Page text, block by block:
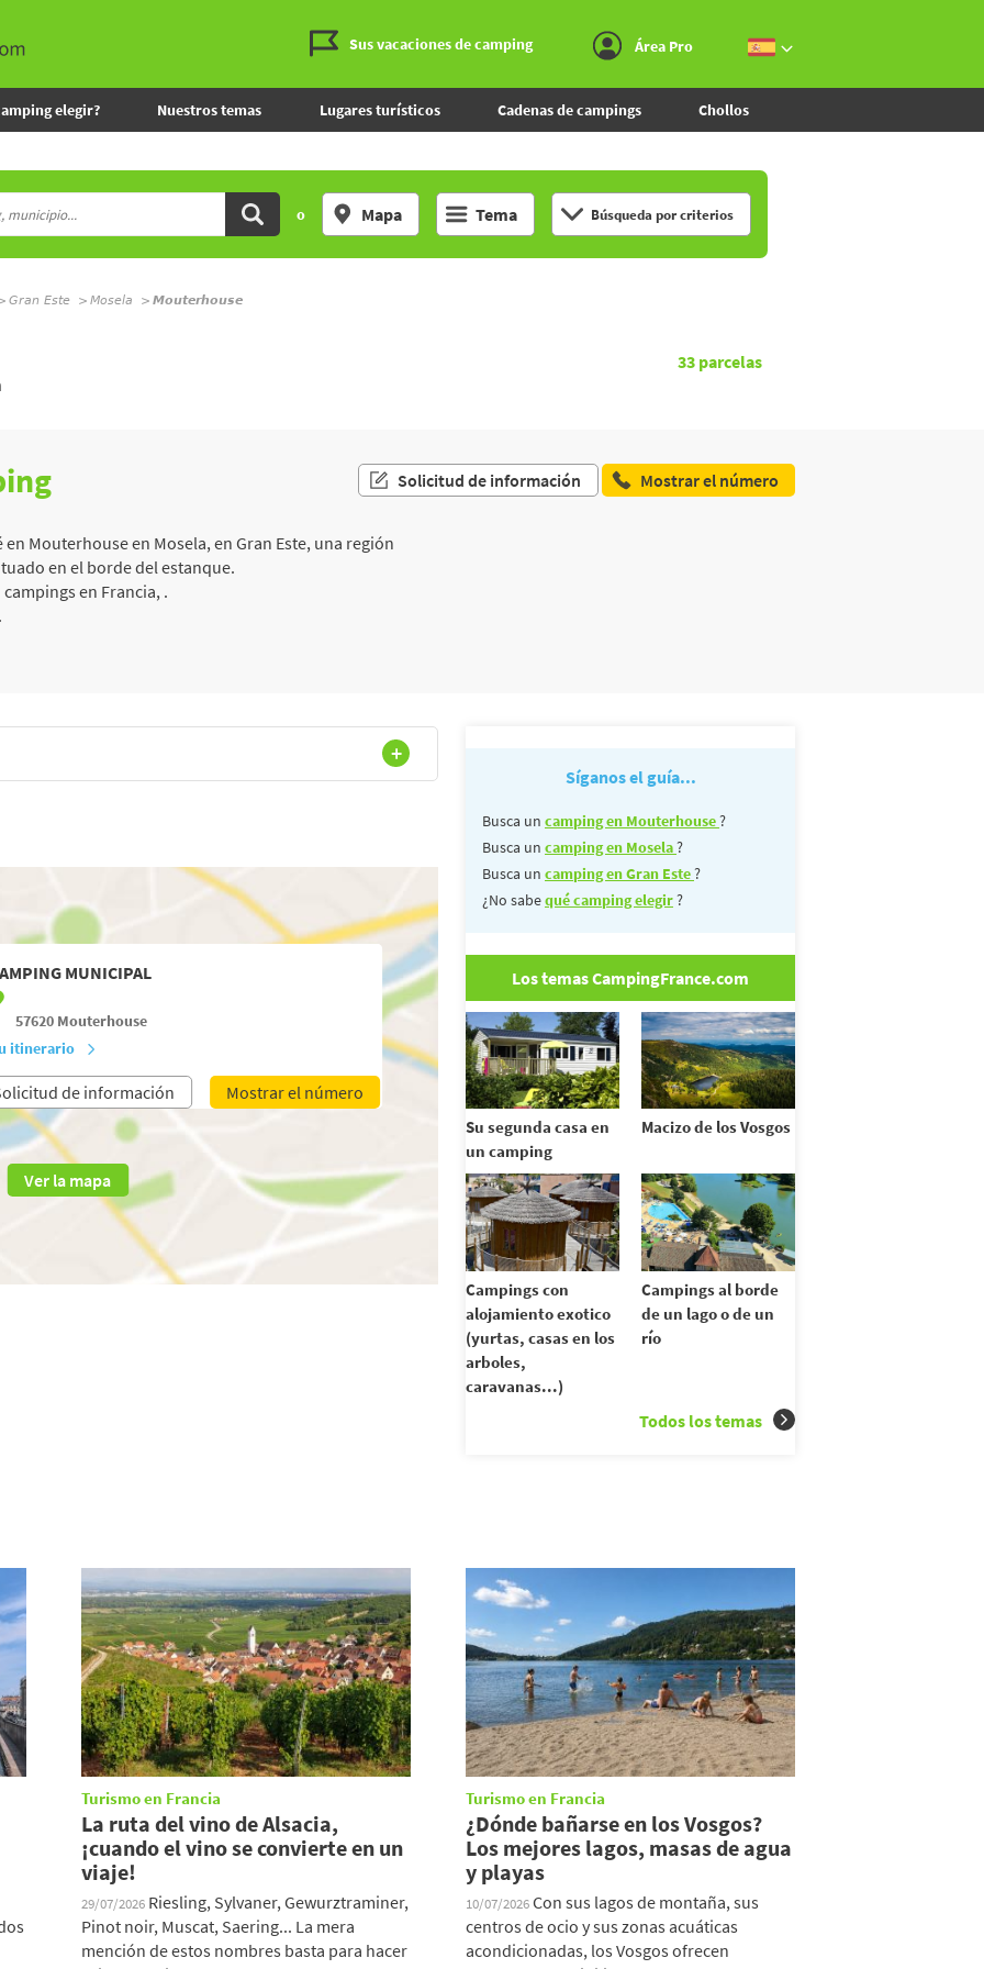
Sus vacaciones de camping Área Pro
elegir? Nuestros temas Lugares turísticos Cadenas de campings Chollos
o Mapa Tema Búsqueda por criterios
Gran Este Mosela Mouterhouse
33 parcelas
Solicitud de información Mostrar el número
en Mouterhouse en Mosela, en Gran Este, una región
en el borde del estanque.
en Francia, .
MUNICIPAL
57620 Mouterhouse
itinerario
de información Mostrar el número
Ver la mapa
Síganos el guía...
Busca un camping en Mouterhouse?
Busca un camping en Mosela?
Busca un camping en Gran Este?
¿No sabequé camping elegir?
Los temas CampingFrance.com
Su segunda casa en
un camping
Macizo de los Vosgos
Campings con
alojamiento exotico
(yurtas, casas en los
arboles,
caravanas...)
Campings al borde
de un lago o de un
río
Todos los temas
Turismo en Francia
La ruta del vino de Alsacia,
¡cuando el vino se convierte en un
viaje!
29/07/2026 Riesling, Sylvaner, Gewurztraminer,
Pinot noir, Muscat, Saering... La mera
mención de estos nombres basta para hacer
Turismo en Francia
¿Dónde bañarse en los Vosgos?
Los mejores lagos, masas de agua
y playas
10/07/2026Con sus lagos de montaña, sus
centros de ocio y sus zonas acuáticas
acondicionadas, los Vosgos ofrecen